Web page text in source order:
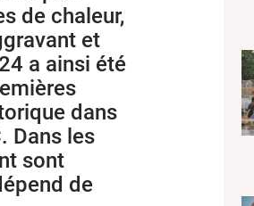
de chaleur,
et
a ainsi été
dans
Dans les
sont
de